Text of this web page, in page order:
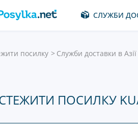
СЛУЖБИ
посилку Служби доставки в Азії
ПОСИЛКУ